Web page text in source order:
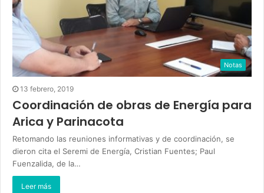
Notas
13 febrero, 2019
Coordinación de obras de Energía para
Arica y Parinacota
Retomando las reuniones informativas y de coordinación, se
dieron cita el Seremi de Energía, Cristian Fuentes; Paul
Fuenzalida, de la…
Leer más